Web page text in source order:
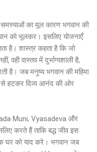
समस्याओं का मूल कारण भगवान की
को भूलकर। इसलिए योजनाएँ
है। शास्त्र कहता है कि जो
वही वास्तव में दुर्भाग्यशाली है,
है। जब मनुष्य भगवान की महिमा
से हटकर दिव्य आनंद की ओर
Muni, Vyasadeva और
करते हैं ताकि बद्ध जीव इस
घर को याद करे। भगवान जब